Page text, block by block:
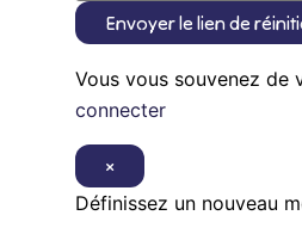
Envoyer le lien de
Vous vous souvenez de
connecter
×
Définissez un nouveau